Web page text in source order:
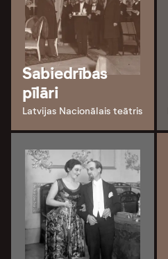
Sabiedrības
pīlāri
Latvijas Nacionālais teātris